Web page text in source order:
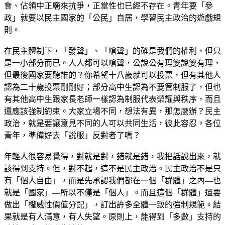
食、佔領中正廟來抗爭，正當性也已經不存在。青年要「參
政」就要以民主國家的「公民」自居，學習民主政治的遊戲規
則。
在民主體制下，「發聲」、「嗆聲」的確是我們的權利，但只
是一小部分而已。人人都可以嗆聲，公說公有理婆說婆有理，
但最後國家要聽誰的？你希望十八歲就可以投票，但有其他人
認為二十歲投票剛剛好；部分高中生認為不要管制服了，但也
有其他高中生跟家長老師一樣認為制服代表榮耀與秩序，而且
還應該強制約束。大家立場不同，想法有異，那怎麼辦？民主
政治，就是要讓意見不同的人可以共同生活，彼此容忍。各位
青年，準備好去「說服」反對者了嗎？
年輕人很容易覺得，對就是對，錯就是錯，我把話說出來，就
該得到支持。但，對不起，這不是民主政治。民主政治不是只
有「個人自由」，而是先承認我們都在一個「群體」之內—也
就是「國家」—所以不僅是「個人」。而且這個「群體」還要
做出「權威性價值分配」，訂出許多全體一致的強制規範。結
果就是有人滿意，有人失望。原則上，能得到「多數」支持的